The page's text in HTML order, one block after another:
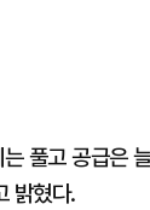
풀고 공급은
밝혔다.